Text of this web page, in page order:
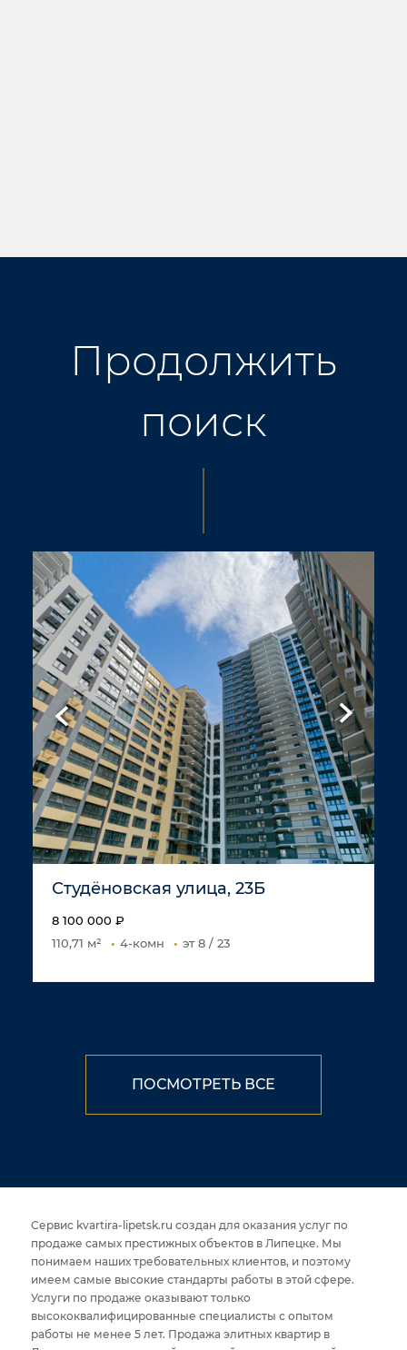
Продолжить
поиск
Студёновская улица, 23Б
8 100 000 ₽
110,71 м²
4-комн эт 8 / 23
ПОСМОТРЕТЬ ВСЕ
Сервис kvartira-lipetsk.ru создан для оказания услуг по
продаже самых престижных объектов в Липецке. Мы
понимаем наших требовательных клиентов, и поэтому
имеем самые высокие стандарты работы в этой сфере.
Услуги по продаже оказывают только
высококвалифицированные специалисты с опытом
работы не менее 5 лет. Продажа элитных квартир в